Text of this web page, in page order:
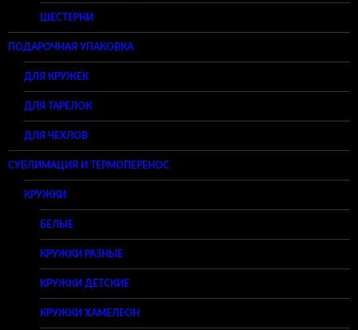
ШЕСТЕРНИ
ПОДАРОЧНАЯ УПАКОВКА
ДЛЯ КРУЖЕК
ДЛЯ ТАРЕЛОК
ДЛЯ ЧЕХЛОВ
СУБЛИМАЦИЯ И ТЕРМОПЕРЕНОС
КРУЖКИ
БЕЛЫЕ
КРУЖКИ РАЗНЫЕ
КРУЖКИ ДЕТСКИЕ
КРУЖКИ ХАМЕЛЕОН